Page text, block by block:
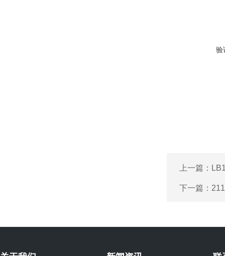
验
上一篇：
下一篇：